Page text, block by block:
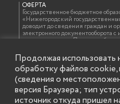
ОФЕРТА
Государственное бюджетное
«Нижегородский
доводит до сведения граждан и
электронного документооборота
должностных лиц. При этом
оформляется на бланке
об электронной подписи
Р 7.0.97-2016 «Организационно-
оформлению документов»
Продолжая использовать
обработку файлов cookie,
(сведения о
версия Браузера; тип
источник откуда пришел